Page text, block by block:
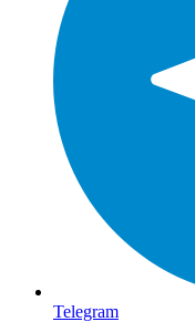
Telegram